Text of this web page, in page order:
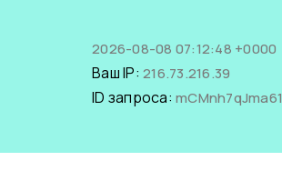
2026-08-08 07:12:48 +0000
Ваш IP: 216.73.216.39
ID запроса: mCMnh7qJma61